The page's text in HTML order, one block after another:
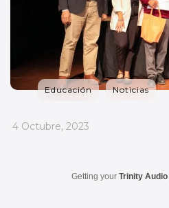
Educación Noticias
_
4 Octubre, 2023
Getting your Trinity Audio